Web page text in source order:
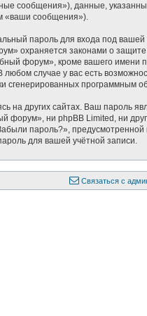
сообщения»), данные,
«ваши сообщения»).
пароль для входа под
охраняется законами о
форум», кроме вашего имени
случае у вас есть
сгенерированных программным
других сайтах. Ваш пароль
форум», ни phpBB Limited, ни
пароль?»,
для вашей учётной записи.
Связаться с